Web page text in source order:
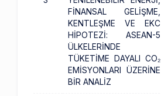
FİNANSAL GELİŞME,
KENTLEŞME VE EKC
HİPOTEZİ: ASEAN-5
ÜLKELERİNDE
TÜKETİME DAYALI CO₂
EMİSYONLARI ÜZERİNE
BİR ANALİZ